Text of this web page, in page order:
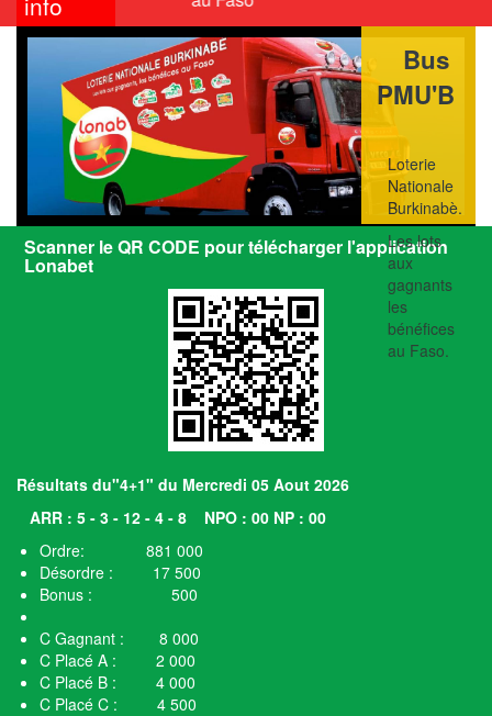
Bus
PMU'B
Loterie
Nationale
Burkinabè.
Les lots
aux
gagnants
les
bénéfices
au Faso.
Scanner le QR CODE pour télécharger l'application
Lonabet
Résultats du"4+1" du Mercredi 05 Aout 2026
ARR : 5 - 3 - 12 - 4 - 8 NPO : 00 NP : 00
Ordre: 881 000
Désordre : 17 500
Bonus : 500
C Gagnant : 8 000
C Placé A : 2 000
C Placé B : 4 000
C Placé C : 4 500